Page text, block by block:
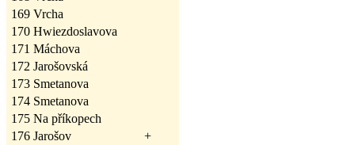
169 Vrcha
170 Hwiezdoslavova
171 Máchova
172 Jarošovská
173 Smetanova
174 Smetanova
175 Na příkopech
176 Jarošov
+